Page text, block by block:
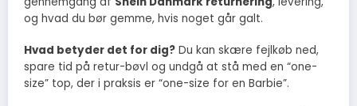
og hvad du bør gemme, hvis noget går galt.
Hvad betyder det for dig? Du kan skære fejlkøb ned,
spare tid på retur-bøvl og undgå at stå med en “one-
size” top, der i praksis er “one-size for en Barbie”.